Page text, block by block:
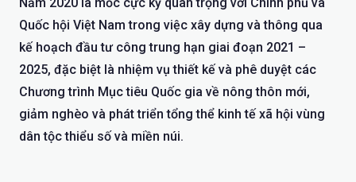
Quốc hội Việt Nam trong việc xây dựng và thông qua
kế hoạch đầu tư công trung hạn giai đoạn 2021 –
2025, đặc biệt là nhiệm vụ thiết kế và phê duyệt các
Chương trình Mục tiêu Quốc gia về nông thôn mới,
giảm nghèo và phát triển tổng thể kinh tế xã hội vùng
dân tộc thiểu số và miền núi.